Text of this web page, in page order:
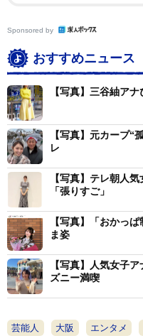
Sponsored by
おすすめニュース
【写真】三谷紬ア
【写真】元カープ“
レ
【写真】テレ朝人
「張りすご」
【写真】「おかっ
ま姿
【写真】人気女子
ズニー満喫
芸能人 大阪 エンタメ